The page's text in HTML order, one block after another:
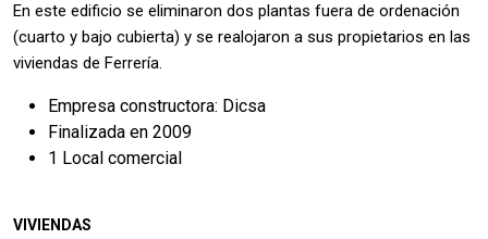
En este edificio se eliminaron dos plantas fuera de ordenación
(cuarto y bajo cubierta) y se realojaron a sus propietarios en las
viviendas de Ferrería.
Empresa constructora: Dicsa
Finalizada en 2009
1 Local comercial
VIVIENDAS